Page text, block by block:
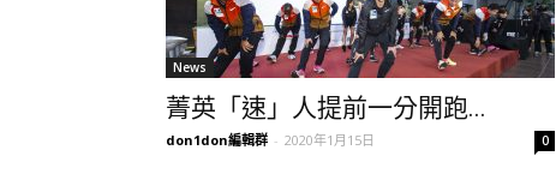
News
菁英「速」人提前一分開跑...
don1don編輯群 - 2020年1月15日 0